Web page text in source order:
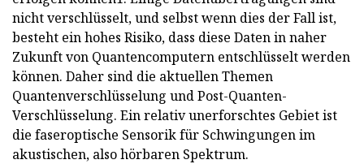
nicht verschlüsselt, und selbst wenn dies der Fall ist,
besteht ein hohes Risiko, dass diese Daten in naher
Zukunft von Quantencomputern entschlüsselt werden
können. Daher sind die aktuellen Themen
Quantenverschlüsselung und Post-Quanten-
Verschlüsselung. Ein relativ unerforschtes Gebiet ist
die faseroptische Sensorik für Schwingungen im
akustischen, also hörbaren Spektrum.